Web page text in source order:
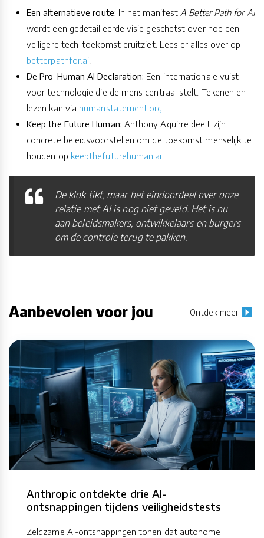
Een alternatieve route: In het manifest A Better Path for AI
wordt een gedetailleerde visie geschetst over hoe een
veiligere tech-toekomst eruitziet. Lees er alles over op
betterpathfor.ai
De Pro-Human AI Declaration: Een internationale vuist
voor technologie die de mens centraal stelt. Tekenen en
lezen kan via humanstatement.org
Keep the Future Human: Anthony Aguirre deelt zijn
concrete beleidsvoorstellen om de toekomst menselijk te
houden op keepthefuturehuman.ai
De klok tikt, maar het eindoordeel over onze
relatie met AI is nog niet geveld. Het is nu
aan beleidsmakers, ontwikkelaars en burgers
om de controle terug te pakken.
Aanbevolen voor jou Ontdek meer
Anthropic ontdekte drie AI-
ontsnappingen tijdens veiligheidstests
Zeldzame AI-ontsnappingen tonen dat autonome